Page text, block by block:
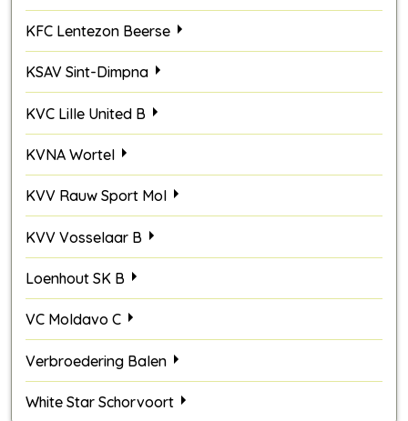
KFC Lentezon Beerse
KSAV Sint-Dimpna
KVC Lille United B
KVNA Wortel
KVV Rauw Sport Mol
KVV Vosselaar B
Loenhout SK B
VC Moldavo C
Verbroedering Balen
White Star Schorvoort